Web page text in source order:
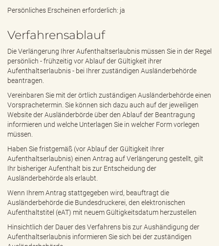
Persönliches Erscheinen erforderlich: ja
Verfahrensablauf
Die Verlängerung Ihrer Aufenthaltserlaubnis müssen Sie in der Regel
persönlich - frühzeitig vor Ablauf der Gültigkeit ihrer
Aufenthaltserlaubnis - bei Ihrer zuständigen Ausländerbehörde
beantragen.
Vereinbaren Sie mit der örtlich zuständigen Ausländerbehörde einen
Vorsprachetermin. Sie können sich dazu auch auf der jeweiligen
Website der Ausländerbörde über den Ablauf der Beantragung
informieren und welche Unterlagen Sie in welcher Form vorlegen
müssen.
Haben Sie fristgemäß (vor Ablauf der Gültigkeit Ihrer
Aufenthaltserlaubnis) einen Antrag auf Verlängerung gestellt, gilt
Ihr bisheriger Aufenthalt bis zur Entscheidung der
Ausländerbehörde als erlaubt.
Wenn Ihrem Antrag stattgegeben wird, beauftragt die
Ausländerbehörde die Bundesdruckerei, den elektronischen
Aufenthaltstitel (eAT) mit neuem Gültigkeitsdatum herzustellen
Hinsichtlich der Dauer des Verfahrens bis zur Aushändigung der
Aufenthaltserlaubnis informieren Sie sich bei der zuständigen